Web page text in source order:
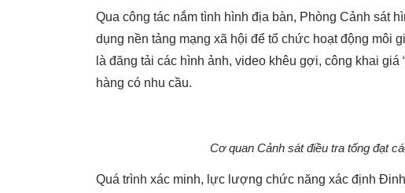
Qua công tác nắm tình hình địa bàn, Phòng Cảnh sát
dụng nền tảng mạng xã hội để tổ chức hoạt động môi
là đăng tải các hình ảnh, video khêu gợi, công khai giá
hàng có nhu cầu.
Cơ quan Cảnh sát điều tra tống đạt
Quá trình xác minh, lực lượng chức năng xác định